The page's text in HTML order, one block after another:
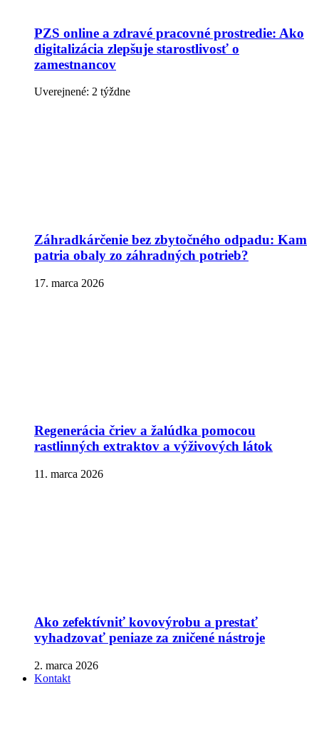
PZS online a zdravé pracovné prostredie: Ako
digitalizácia zlepšuje starostlivosť o
zamestnancov
Uverejnené: 2 týždne
Záhradkárčenie bez zbytočného odpadu: Kam
patria obaly zo záhradných potrieb?
17. marca 2026
Regenerácia čriev a žalúdka pomocou
rastlinných extraktov a výživových látok
11. marca 2026
Ako zefektívniť kovovýrobu a prestať
vyhadzovať peniaze za zničené nástroje
2. marca 2026
Kontakt